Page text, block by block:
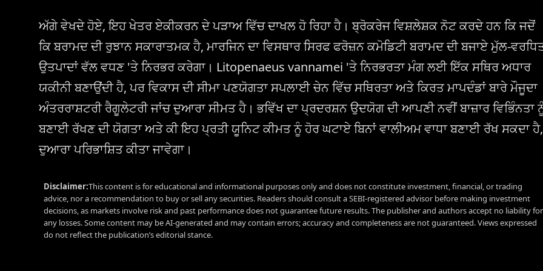
ਅੱਗੇ ਵੇਖਦੇ ਹੋਏ, ਇਹ ਖੇਤਰ ਏਕੀਕਰਨ ਦੇ ਪੜਾਅ ਵਿੱਚ ਦਾਖਲ ਹੋ ਰਿਹਾ ਹੈ। ਬ੍ਰੋਕਰੇਜ ਵਿਸ਼ਲੇਸ਼ਕ ਨੋਟ ਕਰਦੇ ਹਨ ਕਿ ਜਦੋਂ
ਕਿ ਬਰਾਮਦ ਦੀ ਰੁਝਾਨ ਸਕਾਰਾਤਮਕ ਹੈ, ਮਾਰਜਿਨ ਦਾ ਵਿਸਥਾਰ ਸਿਰਫ ਫਰੋਜ਼ਨ ਕਮੋਡਿਟੀ ਬਰਾਮਦ ਦੀ ਬਜਾਏ ਮੁੱਲ-
ਉਤਪਾਦਾਂ ਵੱਲ ਵਧਣ 'ਤੇ ਨਿਰਭਰ ਕਰੇਗਾ। Litopenaeus vannamei 'ਤੇ ਨਿਰਭਰਤਾ ਮੰਗ ਲਈ ਇੱਕ ਸਥਿਰ ਅਧਾਰ
ਯਕੀਨੀ ਬਣਾਉਂਦੀ ਹੈ, ਪਰ ਵਿਕਾਸ ਦੀ ਸੀਮਾ ਪਣਯੋਗਤਾ ਸਪਲਾਈ ਚੇਨ ਵਿੱਚ ਸਥਿਰਤਾ ਅਤੇ ਕਿਰਤ ਮਾਪਦੰਡਾਂ ਬਾਰੇ ਮੌਜੂਦਾ
ਅੰਤਰਰਾਸ਼ਟਰੀ ਰੈਗੂਲੇਟਰੀ ਜਾਂਚ ਦੁਆਰਾ ਸੀਮਤ ਹੈ। ਭਵਿੱਖ ਦਾ ਪ੍ਰਦਰਸ਼ਨ ਉਦਯੋਗ ਦੀ ਆਪਣੀ ਨਵੀਂ ਬਾਜ਼ਾਰ ਵਿਭਿੰਨਤਾ
ਬਣਾਈ ਰੱਖਣ ਦੀ ਯੋਗਤਾ ਅਤੇ ਕੀ ਇਹ ਪ੍ਰਤੀ ਯੂਨਿਟ ਕੀਮਤ ਨੂੰ ਹੋਰ ਘਟਾਏ ਬਿਨਾਂ ਵਾਲੀਅਮ ਵਾਧਾ ਬਣਾਈ ਰੱਖ ਸਕਦਾ ਹੈ,
ਦੁਆਰਾ ਪਰਿਭਾਸ਼ਿਤ ਕੀਤਾ ਜਾਵੇਗਾ।
Disclaimer:This content is for educational and informational purposes only and does not constitute investment, financial, or trading
advice, nor a recommendation to buy or sell any securities. Readers should consult a SEBI-registered advisor before making investment
decisions, as markets involve risk and past performance does not guarantee future results. The publisher and authors accept no liability for
any losses. Some content may be AI-generated and may contain errors; accuracy and completeness are not guaranteed. Views expressed
do not reflect the publication’s editorial stance.